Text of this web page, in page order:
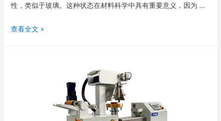
性，类似于玻璃。这种状态在材料科学中具有重要意义，因为 …
查看全文 »